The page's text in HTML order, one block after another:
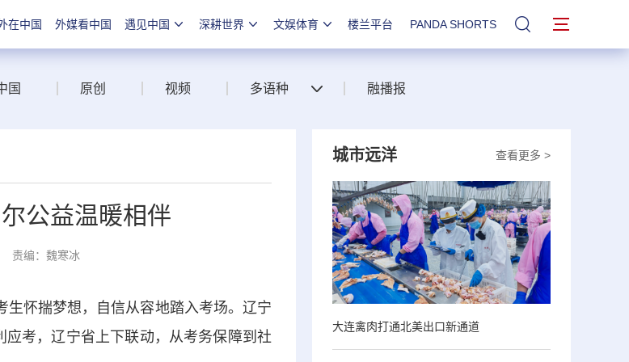
在中国 外媒看中国 遇见中国 深耕世界 文娱体育 楼兰平台 PANDA SHORTS 站内搜索
国 原创 视频 多语种 融播报
公益温暖相伴
责编：魏寒冰
怀揣梦想，自信从容地踏入考场。辽宁
考，辽宁省上下联动，从考务保障到社
查看更多 >
城市远洋
大连禽肉打通北美出口新通道